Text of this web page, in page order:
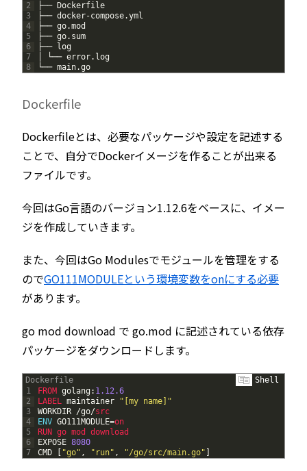
2
3
4
5
6
7
8
├── Dockerfile
├── docker-compose.yml
├── go.mod
├── go. sum
├── log
└── error. log
└── main.go
Dockerfile
Dockerfileとは、必要なパッケージや設定を記述する
ことで、自分でDockerイメージを作ることが出来る
ファイルです。
今回はGo言語のバージョン1.12.6をベースに、イメー
ジを作成していきます。
また、今回はGo Modulesでモジュールを管理をする
のでGO111MODULEという環境変数をonにする必要
があります。
go mod download で go.mod に記述されている依存
パッケージをダウンロードします。
Dockerfile
Shell
1
2
3
4
5
6
7
FROM golang : 1.12.6
LABEL maintainer
"[my name]"
WORKDIR /go/src
ENV GO111MODULE=on
RUN go mod download
EXPOSE 8080
CMD
[ "go" , "run" , "/go/src/main.go" ]